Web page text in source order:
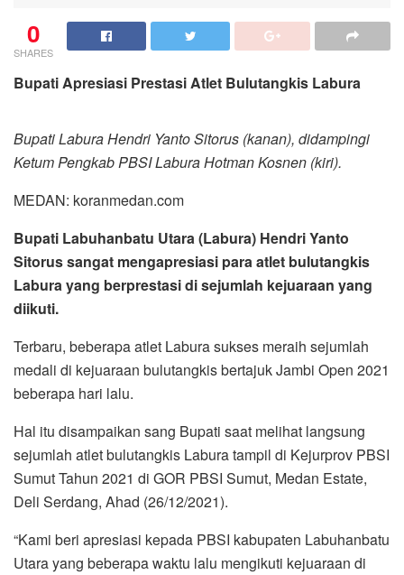
0
SHARES
Bupati Apresiasi Prestasi Atlet Bulutangkis Labura
Bupati Labura Hendri Yanto Sitorus (kanan), didampingi
Ketum Pengkab PBSI Labura Hotman Kosnen (kiri).
MEDAN: koranmedan.com
Bupati Labuhanbatu Utara (Labura) Hendri Yanto
Sitorus sangat mengapresiasi para atlet bulutangkis
Labura yang berprestasi di sejumlah kejuaraan yang
diikuti.
Terbaru, beberapa atlet Labura sukses meraih sejumlah
medali di kejuaraan bulutangkis bertajuk Jambi Open 2021
beberapa hari lalu.
Hal itu disampaikan sang Bupati saat melihat langsung
sejumlah atlet bulutangkis Labura tampil di Kejurprov PBSI
Sumut Tahun 2021 di GOR PBSI Sumut, Medan Estate,
Deli Serdang, Ahad (26/12/2021).
“Kami beri apresiasi kepada PBSI kabupaten Labuhanbatu
Utara yang beberapa waktu lalu mengikuti kejuaraan di